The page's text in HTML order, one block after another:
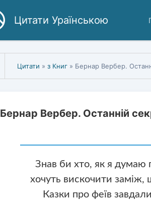
Цитати Ураїнською
Цитати »з Книг » Бернар Вербер.
Бернар Вербер. Останній
Знав би хто, як я думаю
хочуть вискочити заміж,
Казки про феїв